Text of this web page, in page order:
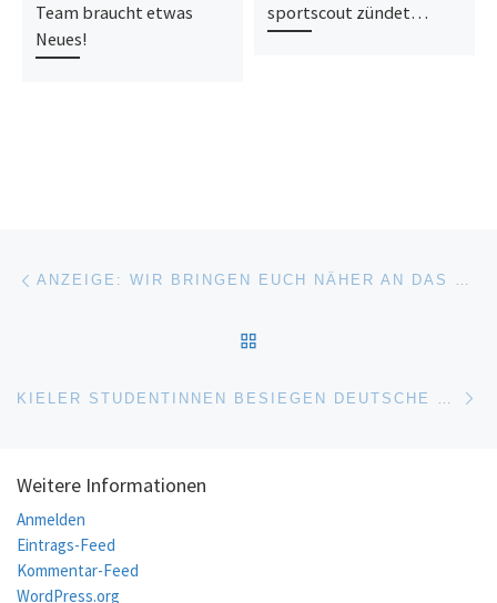
Team braucht etwas
Neues!
sportscout zündet…
Beitragsnavigation
Weitere Informationen
Anmelden
Eintrags-Feed
Kommentar-Feed
WordPress.org